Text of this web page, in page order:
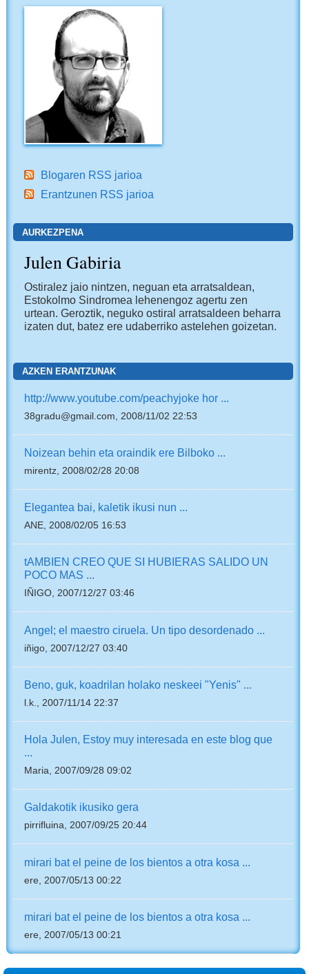
Blogaren RSS jarioa
Erantzunen RSS jarioa
AURKEZPENA
Julen Gabiria
Ostiralez jaio nintzen, neguan eta arratsaldean,
Estokolmo Sindromea lehenengoz agertu zen
urtean. Geroztik, neguko ostiral arratsaldeen beharra
izaten dut, batez ere udaberriko astelehen goizetan.
AZKEN ERANTZUNAK
http://www.youtube.com/peachyjoke hor ...
38gradu@gmail.com, 2008/11/02 22:53
Noizean behin eta oraindik ere Bilboko ...
mirentz, 2008/02/28 20:08
Elegantea bai, kaletik ikusi nun ...
ANE, 2008/02/05 16:53
tAMBIEN CREO QUE SI HUBIERAS SALIDO UN
POCO MAS ...
IÑIGO, 2007/12/27 03:46
Angel; el maestro ciruela. Un tipo desordenado ...
iñigo, 2007/12/27 03:40
Beno, guk, koadrilan holako neskeei "Yenis" ...
l.k., 2007/11/14 22:37
Hola Julen, Estoy muy interesada en este blog que
...
Maria, 2007/09/28 09:02
Galdakotik ikusiko gera
pirrifluina, 2007/09/25 20:44
mirari bat el peine de los bientos a otra kosa ...
ere, 2007/05/13 00:22
mirari bat el peine de los bientos a otra kosa ...
ere, 2007/05/13 00:21